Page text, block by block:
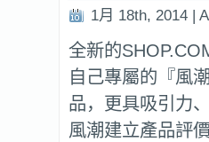
1月 18th, 2014 |
全新的
自己專屬的『風
品，更具吸引力
風潮建立產品評